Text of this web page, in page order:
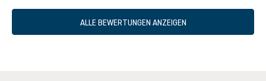
ALLE BEWERTUNGEN ANZEIGEN